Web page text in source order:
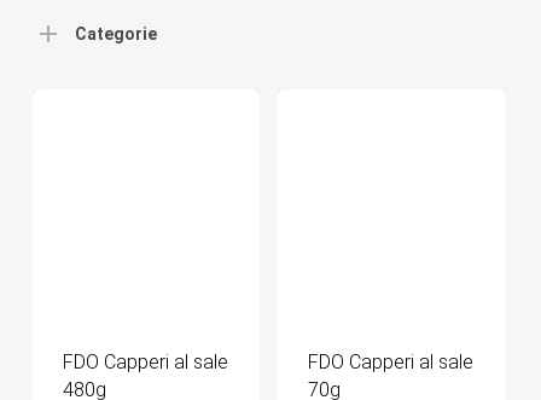
Categorie
FDO Capperi al sale
480g
FDO Capperi al sale
70g